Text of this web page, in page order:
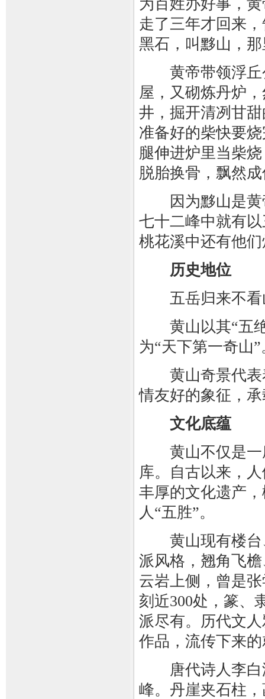
为百姓办好事，
走了三年才回来
黑石，叫黟山，
黄帝带领浮丘
屋，又砌炼丹炉
井，掘开清冽甘
准备好的柴快要
腿伸进炉里当柴
脱胎换骨，飘然
因为黟山是黄
七十二峰中就有
桃花溪中还有他
历史地位
五岳归来不看
黄山以其“五绝
为“天下第一奇山”
黄山奇景代表
情友好的象征，
文化底蕴
黄山不仅是一
库。自古以来，
丰厚的文化遗产
人“五胜”。
黄山现有楼台
派风格，翘角飞
云岩上侧，曾是
刻近300处，篆、
派尽有。历代文
作品，流传下来
唐代诗人李白
峰。丹崖夹石柱